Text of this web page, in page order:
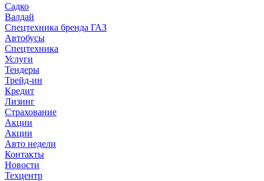
Садко
Валдай
Спецтехника бренда ГАЗ
Автобусы
Спецтехника
Услуги
Тендеры
Трейд-ин
Кредит
Лизинг
Страхование
Акции
Акции
Авто недели
Контакты
Новости
Техцентр